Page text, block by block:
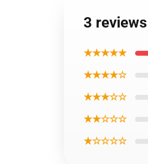
3
★★★★★
★★★★☆
★★★☆☆
★★☆☆☆
★☆☆☆☆